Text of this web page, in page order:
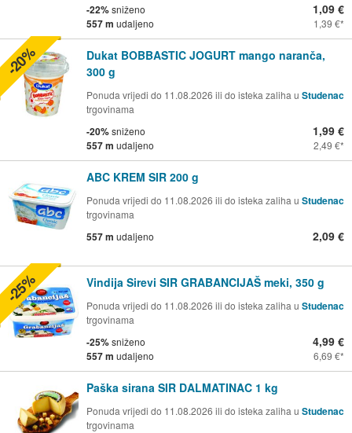
-22%sniženo
557 m udaljeno
1,09 €
1,39 €
Dukat BOBBASTIC JOGURT mango naranča,
300 g
Ponuda vrijedi do 11.08.2026 ili do isteka zaliha u Studenac
trgovinama
-20%sniženo
557 m udaljeno
1,99 €
2,49 €
-20%
ABC KREM SIR 200 g
Ponuda vrijedi do 11.08.2026 ili do isteka zaliha u Studenac
trgovinama
557 m udaljeno 2,09 €
Vindija Sirevi SIR GRABANCIJAŠ meki, 350 g
Ponuda vrijedi do 11.08.2026 ili do isteka zaliha u Studenac
trgovinama
-25%sniženo
557 m udaljeno
4,99 €
6,69 €
-25%
Paška sirana SIR DALMATINAC 1 kg
Ponuda vrijedi do 11.08.2026 ili do isteka zaliha u Studenac
trgovinama